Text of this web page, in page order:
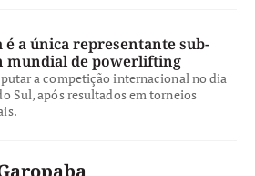
é a única representante sub-
mundial de powerlifting
a competição internacional no dia
Sul, após resultados em torneios